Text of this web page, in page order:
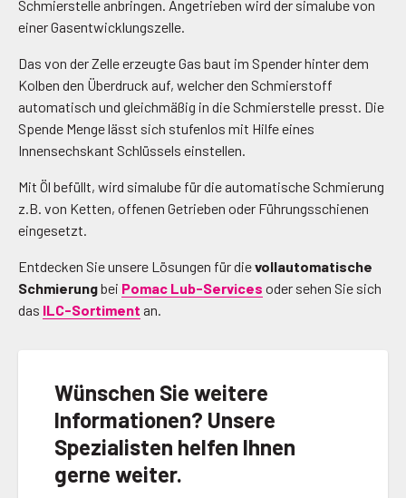
Schmierstelle anbringen. Angetrieben wird der simalube von
einer Gasentwicklungszelle.
Das von der Zelle erzeugte Gas baut im Spender hinter dem
Kolben den Überdruck auf, welcher den Schmierstoff
automatisch und gleichmäßig in die Schmierstelle presst. Die
Spende Menge lässt sich stufenlos mit Hilfe eines
Innensechskant Schlüssels einstellen.
Mit Öl befüllt, wird simalube für die automatische Schmierung
z.B. von Ketten, offenen Getrieben oder Führungsschienen
eingesetzt.
Entdecken Sie unsere Lösungen für dievollautomatische
Schmierungbei Pomac Lub-Services oder sehen Sie sich
das ILC-Sortiment an.
Wünschen Sie weitere
Informationen? Unsere
Spezialisten helfen Ihnen
gerne weiter.